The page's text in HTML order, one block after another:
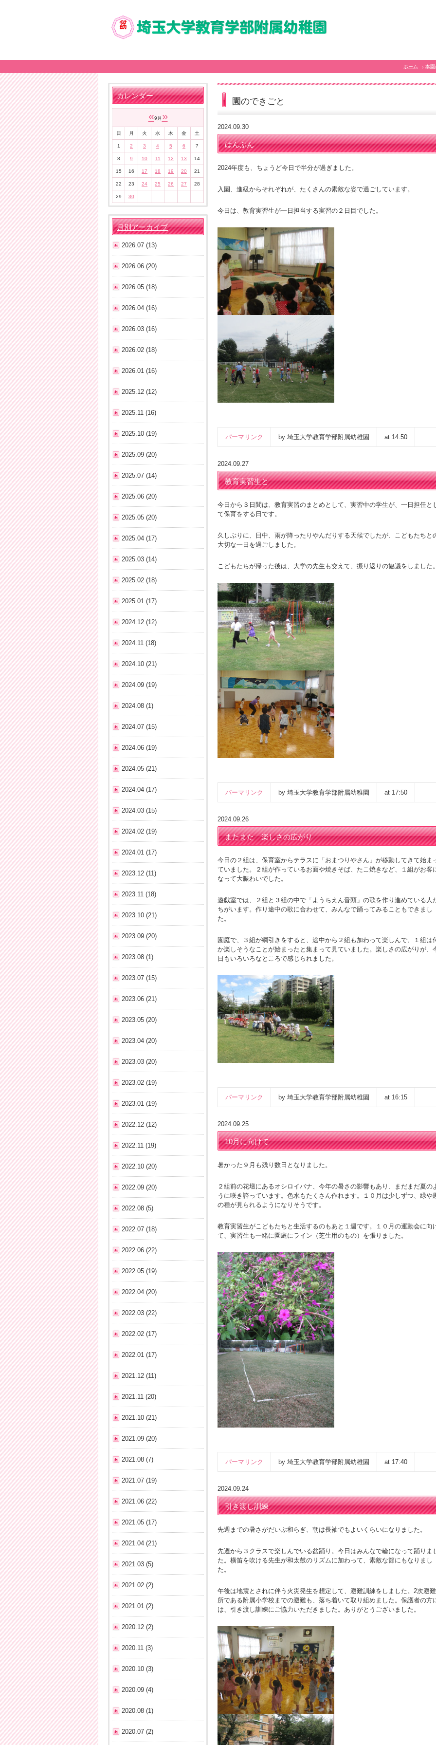
ホーム 本園
園のできごと
2024.09.30
はんぶん
2024年度も、ちょうど今日で半分が過ぎました。
入園、進級からそれぞれが、たくさんの素敵な姿で過ごしています。
今日は、教育実習生が一日担当する実習の２日目でした。
パーマリンク by 埼玉大学教育学部附属幼稚園 at 14:50
2024.09.27
教育実習生と
今日から３日間は、教育実習のまとめとして、実習中の学生が、一日担任と
て保育をする日です。
久しぶりに、日中、雨が降ったりやんだりする天候でしたが、こどもたちと
大切な一日を過ごしました。
こどもたちが帰った後は、大学の先生も交えて、振り返りの協議をしました
パーマリンク by 埼玉大学教育学部附属幼稚園 at 17:50
2024.09.26
またまた 楽しさの広がり
今日の２組は、保育室からテラスに「おまつりやさん」が移動してきて始ま
ていました。２組が作っているお面や焼きそば、たこ焼きなど、１組がお客
なって大賑わいでした。
遊戯室では、２組と３組の中で「ようちえん音頭」の歌を作り進めている人
ちがいます。作り途中の歌に合わせて、みんなで踊ってみることもできまし
た。
園庭で、３組が綱引きをすると、途中から２組も加わって楽しんで、１組は
か楽しそうなことが始まったと集まって見ていました。楽しさの広がりが、
日もいろいろなところで感じられました。
パーマリンク by 埼玉大学教育学部附属幼稚園 at 16:15
2024.09.25
10月に向けて
暑かった９月も残り数日となりました。
２組前の花壇にあるオシロイバナ、今年の暑さの影響もあり、まだまだ夏の
うに咲き誇っています。色水もたくさん作れます。１０月は少しずつ、緑や
の種が見られるようになりそうです。
教育実習生がこどもたちと生活するのもあと１週です。１０月の運動会に向
て、実習生も一緒に園庭にライン（芝生用のもの）を張りました。
パーマリンク by 埼玉大学教育学部附属幼稚園 at 17:40
2024.09.24
引き渡し訓練
先週までの暑さがだいぶ和らぎ、朝は長袖でもよいくらいになりました。
先週から３クラスで楽しんでいる盆踊り。今日はみんなで輪になって踊りま
た。横笛を吹ける先生が和太鼓のリズムに加わって、素敵な節にもなりまし
た。
午後は地震とされに伴う火災発生を想定して、避難訓練をしました。2次避難
所である附属小学校までの避難も、落ち着いて取り組めました。保護者の方
は、引き渡し訓練にご協力いただきました。ありがとうございました。
カレンダー
«9月 »
日 月 火 水 木 金 土
1 2 3 4 5 6 7
8 9 10 11 12 13 14
15 16 17 18 19 20 21
22 23 24 25 26 27 28
29 30
月別アーカイブ
2026.07 (13)
2026.06 (20)
2026.05 (18)
2026.04 (16)
2026.03 (16)
2026.02 (18)
2026.01 (16)
2025.12 (12)
2025.11 (16)
2025.10 (19)
2025.09 (20)
2025.07 (14)
2025.06 (20)
2025.05 (20)
2025.04 (17)
2025.03 (14)
2025.02 (18)
2025.01 (17)
2024.12 (12)
2024.11 (18)
2024.10 (21)
2024.09 (19)
2024.08 (1)
2024.07 (15)
2024.06 (19)
2024.05 (21)
2024.04 (17)
2024.03 (15)
2024.02 (19)
2024.01 (17)
2023.12 (11)
2023.11 (18)
2023.10 (21)
2023.09 (20)
2023.08 (1)
2023.07 (15)
2023.06 (21)
2023.05 (20)
2023.04 (20)
2023.03 (20)
2023.02 (19)
2023.01 (19)
2022.12 (12)
2022.11 (19)
2022.10 (20)
2022.09 (20)
2022.08 (5)
2022.07 (18)
2022.06 (22)
2022.05 (19)
2022.04 (20)
2022.03 (22)
2022.02 (17)
2022.01 (17)
2021.12 (11)
2021.11 (20)
2021.10 (21)
2021.09 (20)
2021.08 (7)
2021.07 (19)
2021.06 (22)
2021.05 (17)
2021.04 (21)
2021.03 (5)
2021.02 (2)
2021.01 (2)
2020.12 (2)
2020.11 (3)
2020.10 (3)
2020.09 (4)
2020.08 (1)
2020.07 (2)